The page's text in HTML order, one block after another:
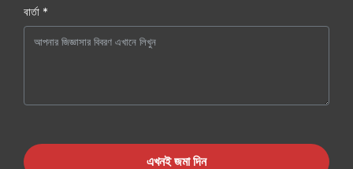
বার্তা *
এখনই জমা দিন